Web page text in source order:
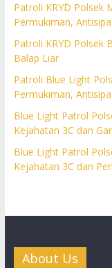
Patroli KRYD Polsek
Permukiman,
Patroli KRYD Polsek
Balap Liar
Patroli Blue Light
Permukiman,
Blue Light Patrol
Kejahatan 3C dan
Blue Light Patrol
Kejahatan 3C dan
About Us